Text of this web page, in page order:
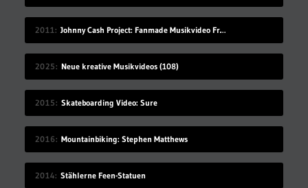
2011 Johnny Cash Project: Fanmade Musikvideo Frame by Frame
2025 Neue kreative Musikvideos (108)
2015 Skateboarding Video: Sure
2016 Mountainbiking: Stephen Matthews
2014 Stählerne Feen-Statuen